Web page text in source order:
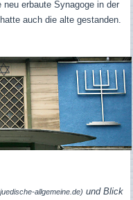
erbaute Synagoge in der
auch die alte gestanden.
allgemeine.de) und Blick